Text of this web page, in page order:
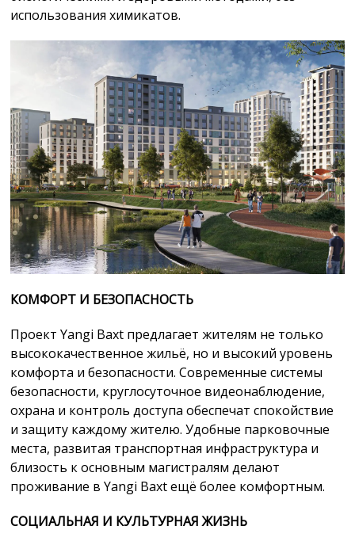
использования химикатов.
КОМФОРТ И БЕЗОПАСНОСТЬ
Проект Yangi Baxt предлагает жителям не только
высококачественное жильё, но и высокий уровень
комфорта и безопасности. Современные системы
безопасности, круглосуточное видеонаблюдение,
охрана и контроль доступа обеспечат спокойствие
и защиту каждому жителю. Удобные парковочные
места, развитая транспортная инфраструктура и
близость к основным магистралям делают
проживание в Yangi Baxt ещё более комфортным.
СОЦИАЛЬНАЯ И КУЛЬТУРНАЯ ЖИЗНЬ